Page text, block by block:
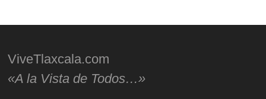
ViveTlaxcala.com
«A la Vista de Todos…»